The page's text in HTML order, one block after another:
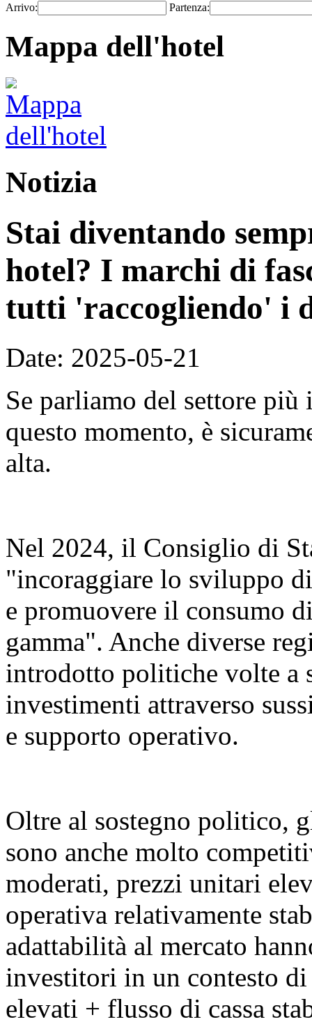
Arrivo: Partenza:
Mappa dell'hotel
Notizia
Stai diventando
hotel? I marchi di
tutti 'raccogliendo' i
Date: 2025-05-21
Se parliamo del settore
questo momento, è
alta.
Nel 2024, il Consiglio di
"incoraggiare lo sviluppo
e promuovere il consumo
gamma". Anche diverse
introdotto politiche volte a
investimenti attraverso
e supporto operativo.
Oltre al sostegno politico,
sono anche molto
moderati, prezzi unitari
operativa relativamente
adattabilità al mercato
investitori in un contesto
elevati + flusso di cassa